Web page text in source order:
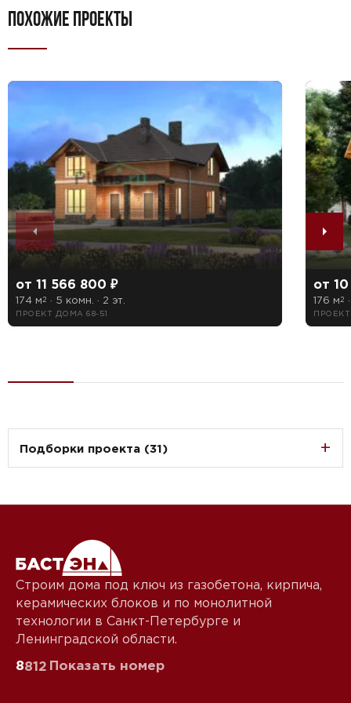
ПОХОЖИЕ ПРОЕКТЫ
от 11 566 800 ₽
174 м2 · 5 комн. · 2 эт.
ПРОЕКТ ДОМА 68-51
от
176 м2
Подборки проекта (31)
Строим дома под ключ из газобетона, кирпича,
керамических блоков и по монолитной
технологии в Санкт-Петербурге и
Ленинградской области.
8812 Показать номер